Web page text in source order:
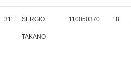
31° SERGIO
TAKANO
110050370 18